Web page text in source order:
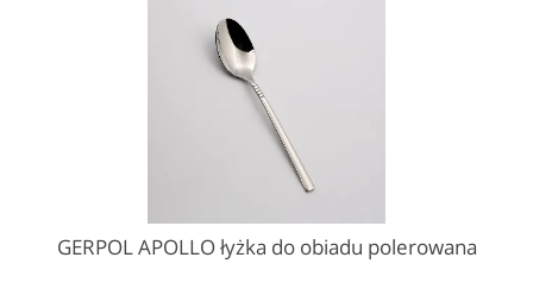
GERPOL APOLLO łyżka do obiadu polerowana